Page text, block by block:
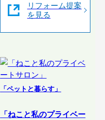
リフォーム提案
を見る
「ペットと暮らす」
「ねこと私のプライベー